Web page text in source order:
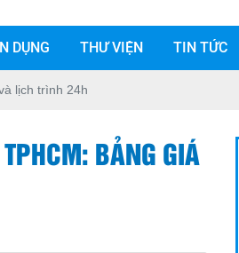
DỤNG THƯ VIỆN TIN TỨC
lịch trình 24h
BẢNG GIÁ